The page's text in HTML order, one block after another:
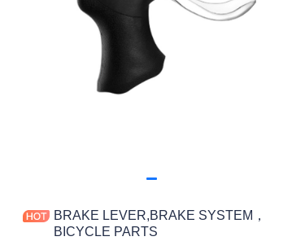
BRAKE LEVER,BRAKE SYSTEM，
BICYCLE PARTS
Noticias y casos de cooperación
Bases y procesos de fabricación